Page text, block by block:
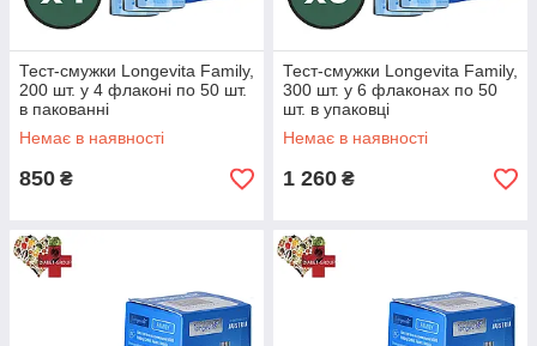
категорії
Тест-смужки Longevita Family,
200 шт. у 4 флаконі по 50 шт.
в пакованні
Немає в наявності
850 ₴
Тест-смужки Longevita Family,
300 шт. у 6 флаконах по 50
шт. в упаковці
Немає в наявності
1 260 ₴